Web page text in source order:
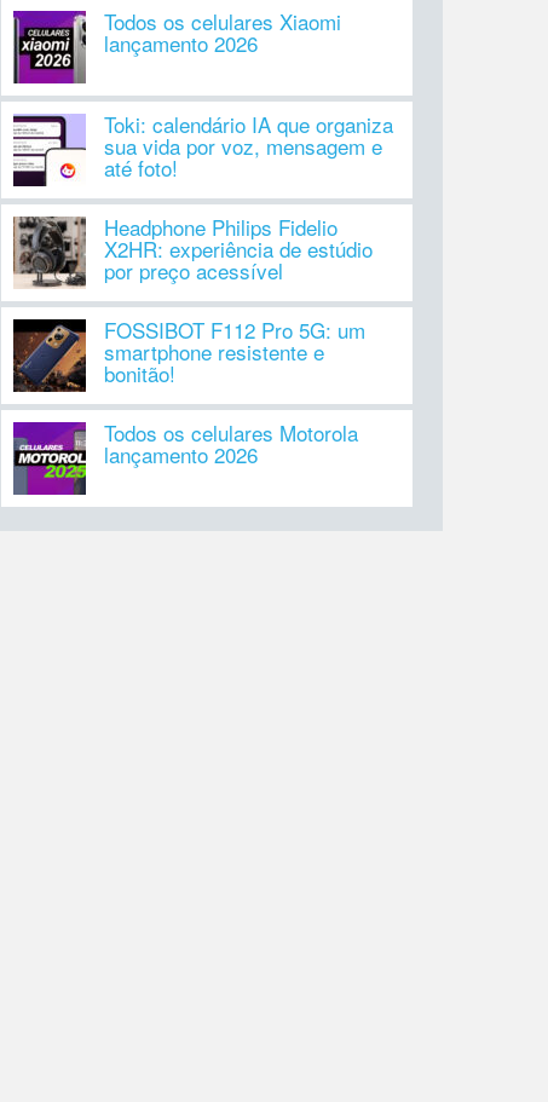
Todos os celulares Xiaomi
lançamento 2026
Toki: calendário IA que organiza
sua vida por voz, mensagem e
até foto!
Headphone Philips Fidelio
X2HR: experiência de estúdio
por preço acessível
FOSSIBOT F112 Pro 5G: um
smartphone resistente e
bonitão!
Todos os celulares Motorola
lançamento 2026